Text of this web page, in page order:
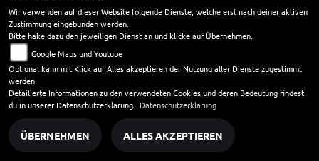
Yamaha Tracer 7 GT
2026 | Neufahrzeug
11.385,- EUR
Wir verwenden auf dieser Website folgende Dienste, welche erst nach deiner aktiven
Zustimmung eingebunden werden.
Bitte hake dazu den jeweiligen Dienst an und klicke auf Übernehmen:
Google Maps und Youtube
Optional kann mit Klick auf Alles akzeptieren der Nutzung aller Dienste zugestimmt
werden
Detailierte Informationen zu den verwendeten Cookies und deren Bedeutung findest
du in unserer Datenschutzerklärung: Datenschutzerklärung
ÜBERNEHMEN ALLES AKZEPTIEREN